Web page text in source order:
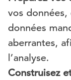
vos
données
aberrantes,
l’analyse.
Construisez